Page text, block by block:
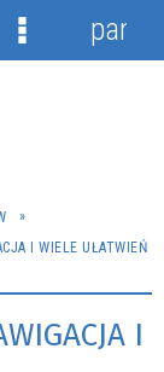
I WIELE UŁATWIEŃ
I
Menu
panel